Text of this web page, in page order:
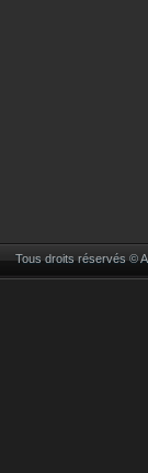
Tous droits réservés ©